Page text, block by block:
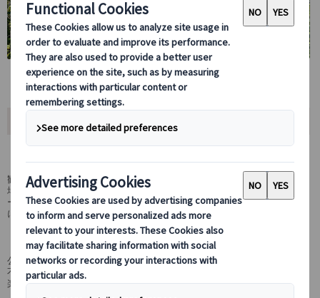
おすすめポイント
観光客の安全と園内の自然環境の保護のため、プリトヴィッツェでは入
場制限を導入しています。面倒な事前購入手続きまたは当日チケットブ
ースに行列する必要もありません。プライベート手配なので、予約時間
に心配することなく、入場時間にあわせて出発いたします。
ザグレブ・プリトヴィッツェ楽々往復送迎付き
公共交通機関だと帰りのバスの時間を気にして思うように観光できない
不安もありますが、プライベートならご宿泊ホテルからの往復送迎で気
楽に、片道2時間少々、ザグレブから日帰りが可能です。